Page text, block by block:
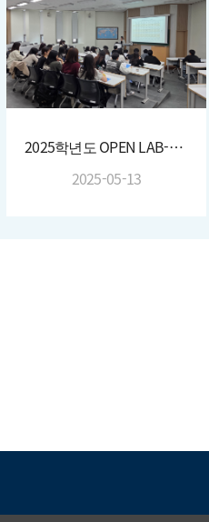
2025학년도 OPEN LAB-ATMOS:OPEN ①(2025. 4. 30.)
2025-05-13